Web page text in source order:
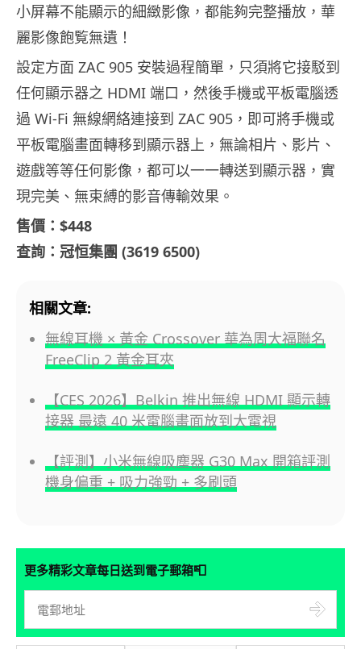
小屏幕不能顯示的細緻影像，都能夠完整播放，華
麗影像飽覧無遺！
設定方面 ZAC 905 安裝過程簡單，只須將它接駁到
任何顯示器之 HDMI 端口，然後手機或平板電腦透
過 Wi-Fi 無線網絡連接到 ZAC 905，即可將手機或
平板電腦畫面轉移到顯示器上，無論相片、影片、
遊戲等等任何影像，都可以一一轉送到顯示器，實
現完美、無束縛的影音傳輸效果。
售價：$448
查詢：冠恒集團 (3619 6500)
相關文章:
無線耳機 × 黃金 Crossover 華為周大福聯名
FreeClip 2 黃金耳夾
【CES 2026】Belkin 推出無線 HDMI 顯示轉
接器 最遠 40 米電腦畫面放到大電視
【評測】小米無線吸塵器 G30 Max 開箱評測
機身偏重 + 吸力強勁 + 多刷頭
更多精彩文章每日送到電子郵箱📮